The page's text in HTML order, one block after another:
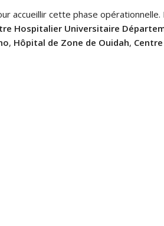
accueillir cette phase opérationnelle.
Hospitalier Universitaire
, Hôpital de Zone de Ouidah,